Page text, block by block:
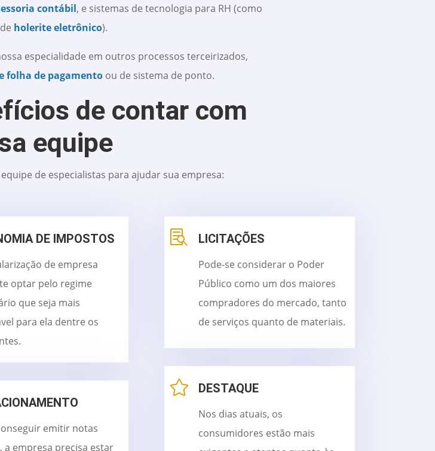
contábil, e sistemas de tecnologia para RH (como
holerite eletrônico).
especialidade em outros processos terceirizados,
folha de pagamentoou de sistema de ponto.
de contar com
equipe
de especialistas para ajudar sua empresa:
DE IMPOSTOS
de empresa
optar pelo regime
que seja mais
para ela dentre os
emitir notas
a empresa precisa estar
 LICITAÇÕES
Pode-se considerar o Poder
Público como um dos maiores
compradores do mercado, tanto
de serviços quanto de materiais.
 DESTAQUE
Nos dias atuais, os
consumidores estão mais